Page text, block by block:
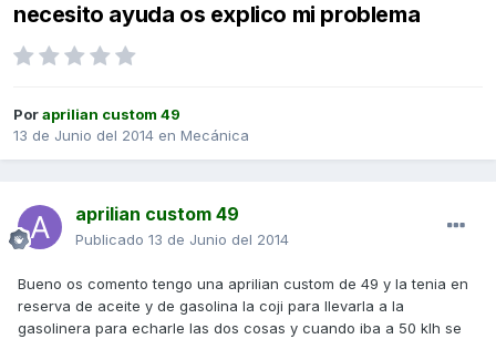
necesito ayuda os explico mi problema
Poraprilian custom 49
13 de Junio del 2014 en Mecánica
aprilian custom 49
Publicado 13 de Junio del 2014
Bueno os comento tengo una aprilian custom de 49 y la tenia en
reserva de aceite y de gasolina la coji para llevarla a la
gasolinera para echarle las dos cosas y cuando iba a 50 klh se